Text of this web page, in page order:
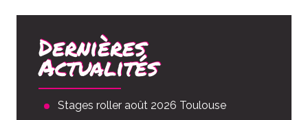
Dernières
Actualités
Stages roller août 2026 Toulouse